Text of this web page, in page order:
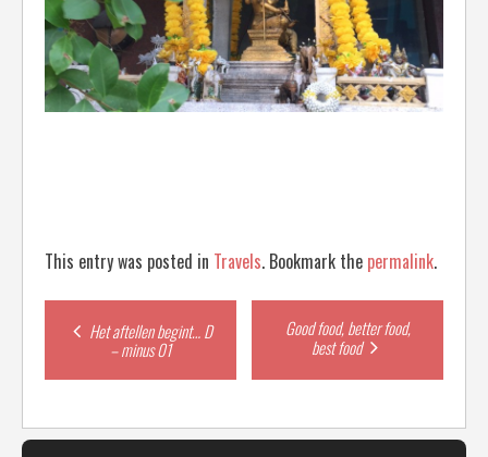
This entry was posted in Travels. Bookmark the permalink.
Post
navigation
Het aftellen begint… D
– minus 01
Good food, better food,
best food